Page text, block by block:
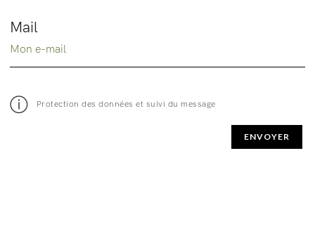
Mail
Protection des données et suivi du message
ENVOYER